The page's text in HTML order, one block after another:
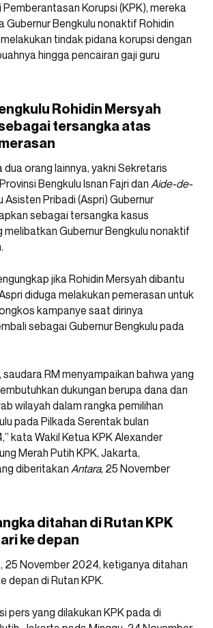
Pemberantasan Korupsi (KPK), mereka
Gubernur Bengkulu nonaktif Rohidin
tindak pidana korupsi dengan
hingga pencairan gaji guru
Rohidin Mersyah
tersangka atas
dua orang lainnya, yakni Sekretaris
Bengkulu Isnan Fajri dan Aide-de-
Asisten Pribadi (Aspri) Gubernur
sebagai tersangka kasus
melibatkan Gubernur Bengkulu nonaktif
jika Rohidin Mersyah dibantu
diduga melakukan pemerasan untuk
kampanye saat dirinya
sebagai Gubernur Bengkulu pada
RM menyampaikan bahwa yang
dukungan berupa dana dan
wilayah dalam rangka pemilihan
pada Pilkada Serentak bulan
kata Wakil Ketua KPK Alexander
Merah Putih KPK, Jakarta,
diberitakan Antara, 25 November
ditahan di Rutan KPK
ke depan
25 November 2024, ketiganya ditahan
depan di Rutan KPK.
pers yang dilakukan KPK pada di